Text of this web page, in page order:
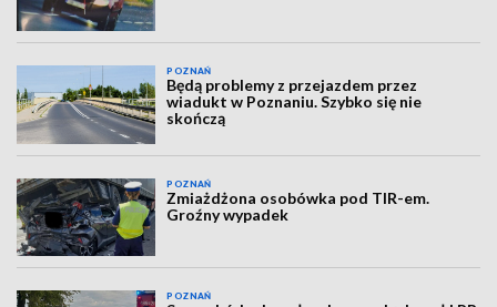
POZNAŃ
Będą problemy z przejazdem przez
wiadukt w Poznaniu. Szybko się nie
skończą
POZNAŃ
Zmiażdżona osobówka pod TIR-em.
Groźny wypadek
POZNAŃ